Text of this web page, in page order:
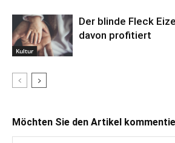
Kultur
Der blinde Fleck
davon profitiert
Möchten Sie den Artikel